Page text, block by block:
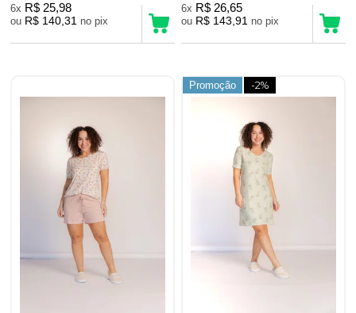
6x R$ 25,98
ou R$ 140,31 no pix
6x R$ 26,65
ou R$ 143,91 no pix
Promoção -2%